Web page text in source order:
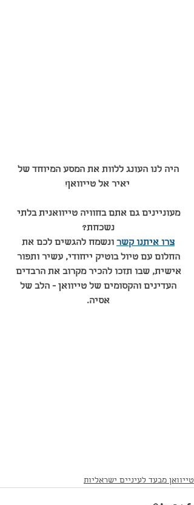
היה לנו העונג ללוות את המסע המיוחד של
יאיר אל טייוואן!
מעוניינים גם אתם בחוויה טייוואנית בלתי
נשכחת?
צרו איתנו קשר ונשמח להגשים לכם את
החלום עם טיול בוטיק ייחודי, עשיר ותפור
אישית, שבו תזכו להכיר מקרוב את הרבדים
העדינים והקסומים של טייוואן - הלב של
אסיה.
טייוואן מבעד לעיניים ישראליות